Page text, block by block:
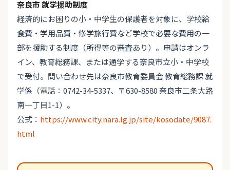
奈良市 就学援助制度
経済的にお困りの小・中学生の保護者を対象に、学校給
食費・学用品費・修学旅行費など学校で必要な費用の一
部を援助する制度（所得等の審査あり）。申請はオンラ
イン、教育総務課、または通学する奈良市立小・中学校
で受付。問い合わせ先は奈良市教育委員会 教育総務課 就
学係（電話：0742-34-5337、〒630-8580 奈良市二条大路
南一丁目1-1）。
公式： https://www.city.nara.lg.jp/site/kosodate/9087.
html